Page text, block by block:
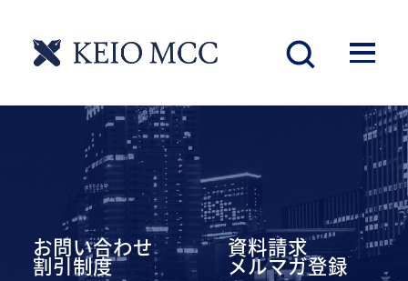
お問い合わせ 資料請求
割引制度 メルマガ登録